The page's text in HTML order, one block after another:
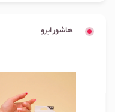
هاشور ابرو